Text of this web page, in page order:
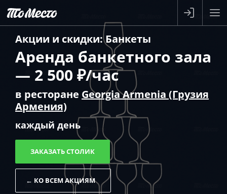
Акции и скидки:Банкеты
Аренда банкетного зала
— 2 500 ₽/час
в ресторане Georgia Armenia (Грузия
Армения)
каждый день
ЗАКАЗАТЬ СТОЛИК
← КО ВСЕМ АКЦИЯМ